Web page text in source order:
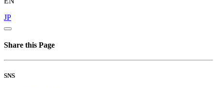
JP
Share this Page
SNS